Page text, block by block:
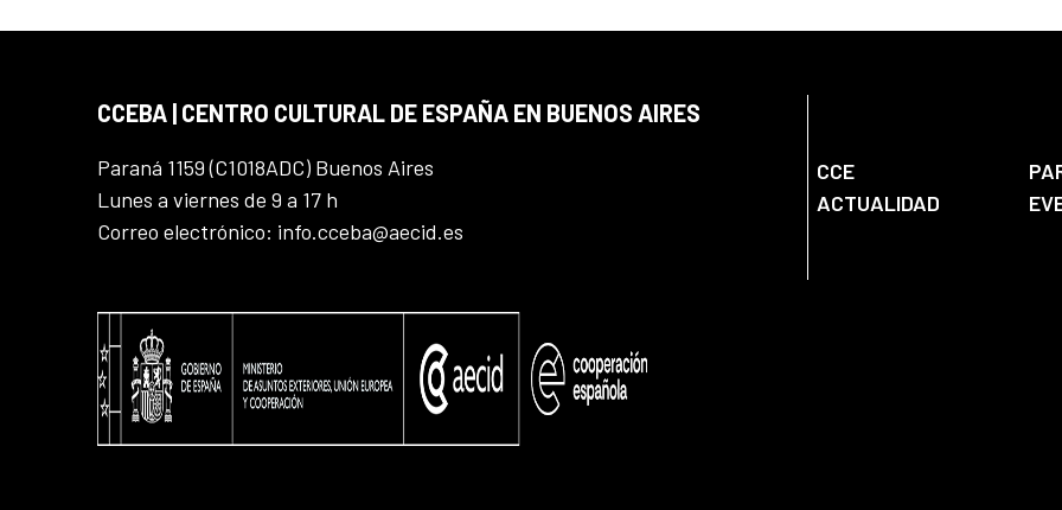
CCEBA | CENTRO CULTURAL DE ESPAÑA EN BUENOS AIRES
Paraná 1159 (C1018ADC) Buenos Aires
Lunes a viernes de 9 a 17 h
Correo electrónico: info.cceba@aecid.es
CCE
ACTUALIDAD